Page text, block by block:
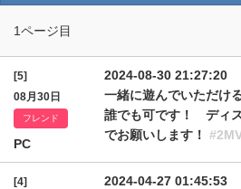
1ページ目
[5]
08月30日
フレンド
PC
2024-08-30 21:27:20
一緒に遊んでいただけ
誰でも可です！ ディ
でお願いします！
[4]
2024-04-27 01:45:53